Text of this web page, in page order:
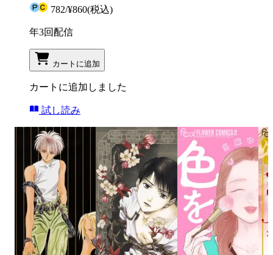
782/¥860(税込)
年3回配信
カートに追加
カートに追加しました
試し読み